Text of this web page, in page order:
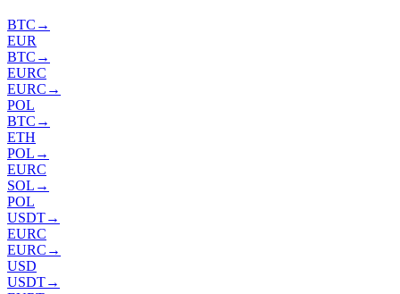
BTC →
EUR
BTC →
EURC
EURC →
POL
BTC →
ETH
POL →
EURC
SOL →
POL
USDT→
EURC
EURC →
USD
USDT→